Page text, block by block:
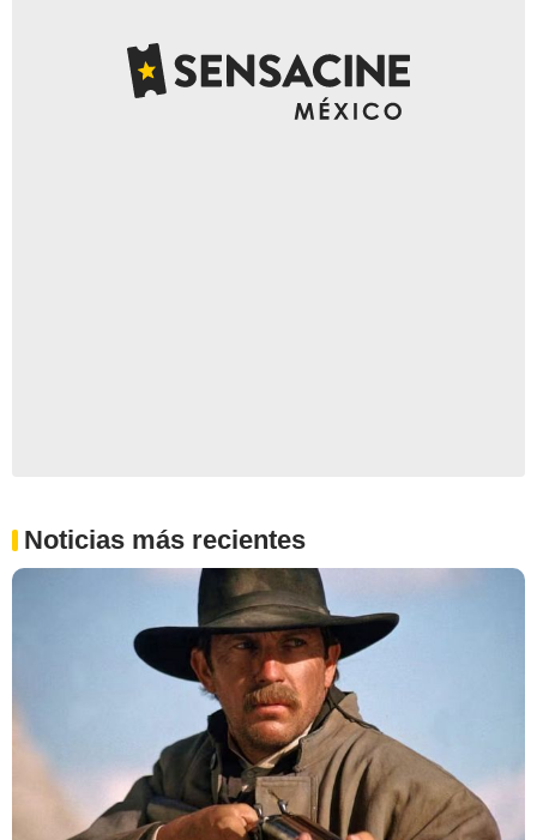
Noticias más recientes